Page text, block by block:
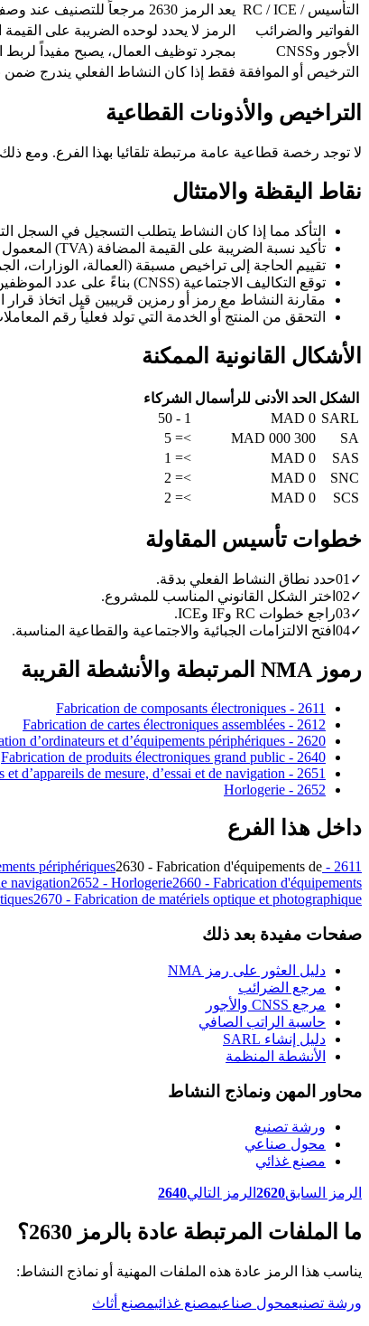
التأسيس / RC / ICE
يعد الرمز 2630 مرجعاً للتصنيف عند وصف النشاط الرئيسي في ملف المقاولة.
الفواتير والضرائب
الرمز لا يحدد لوحده الضريبة على
الأجور وCNSS
بمجرد توظيف العمال، يصبح مفيداً لربط
الترخيص أو الموافقة فقط إذا كان النشاط الفعلي يندرج
التراخيص والأذونات القطاعية
لا توجد رخصة قطاعية عامة مرتبطة تلقائيا بهذا الفرع. ومع
نقاط اليقظة والامتثال
التأكد مما إذا كان النشاط يتطلب التسجيل في السجل
تأكيد نسبة الضريبة على القيمة المضافة (TVA) المعمول بها حسب دوريات مديرية الضرائب.
تقييم الحاجة إلى تراخيص مسبقة (العمالة، الوزارات،
توقع التكاليف الاجتماعية (CNSS) بناءً على عدد الموظفين المخطط له.
مقارنة النشاط مع رمز أو رمزين قريبين قبل اتخاذ قرار
التحقق من المنتج أو الخدمة التي تولد فعلياً رقم
الأشكال القانونية الممكنة
الشكل الحد الأدنى للرأسمال الشركاء
SARL
0 MAD
1 - 50
SA
300 000 MAD
>= 5
SAS
0 MAD
>= 1
SNC
0 MAD
>= 2
SCS
0 MAD
>= 2
خطوات تأسيس المقاولة
✓
01حدد نطاق النشاط الفعلي بدقة.
✓
02 اختر الشكل القانوني المناسب للمشروع.
✓
03راجع خطوات RC وIF وICE.
✓
04 افتح الالتزامات الجبائية والاجتماعية والقطاعية المناسبة.
رموز NMA المرتبطة والأنشطة القريبة
2611 - Fabrication de composants électroniques
2612 - Fabrication de cartes électroniques assemblées
2620 - Fabrication d’ordinateurs et d’équipements périphériques
2640 - Fabrication de produits électroniques grand public
2651 - Fabrication d’instruments et d’appareils de mesure, d’essai et de navigation
2652 - Horlogerie
داخل هذا الفرع
2611 - Fabrication de composants électroniques
périphériques2630 - Fabrication d'équipements de
navigation2652 - Horlogerie2660 - Fabrication d'équipements
2670 - Fabrication de matériels optique et photographique
صفحات مفيدة بعد ذلك
دليل العثور على رمز NMA
مرجع الضرائب
مرجع CNSS والأجور
حاسبة الراتب الصافي
دليل إنشاء SARL
الأنشطة المنظمة
محاور المهن ونماذج النشاط
ورشة تصنيع
محول صناعي
مصنع غذائي
الرمز السابق2620 الرمز التالي2640
ما الملفات المرتبطة عادة بالرمز 2630؟
يناسب هذا الرمز عادة هذه الملفات المهنية أو نماذج النشاط:
ورشة تصنيعمحول صناعيمصنع غذائيمصنع أثاث